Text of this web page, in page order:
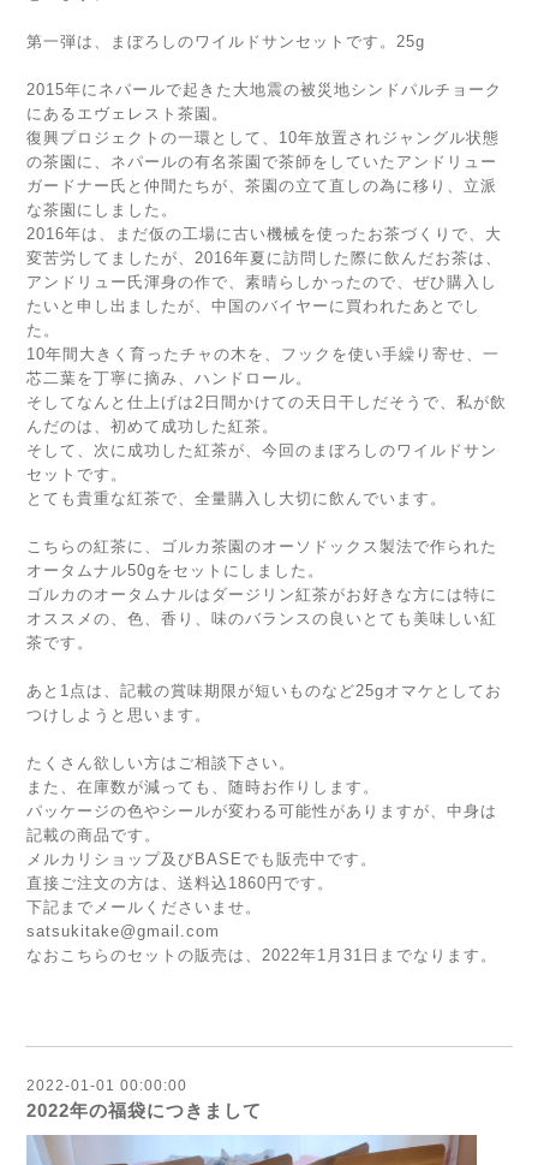
第一弾は、まぼろしのワイルドサンセットです。25g
2015年にネパールで起きた大地震の被災地シンドパルチョーク
にあるエヴェレスト茶園。
復興プロジェクトの一環として、10年放置されジャングル状態
の茶園に、ネパールの有名茶園で茶師をしていたアンドリュー
ガードナー氏と仲間たちが、茶園の立て直しの為に移り、立派
な茶園にしました。
2016年は、まだ仮の工場に古い機械を使ったお茶づくりで、大
変苦労してましたが、2016年夏に訪問した際に飲んだお茶は、
アンドリュー氏渾身の作で、素晴らしかったので、ぜひ購入し
たいと申し出ましたが、中国のバイヤーに買われたあとでし
た。
10年間大きく育ったチャの木を、フックを使い手繰り寄せ、一
芯二葉を丁寧に摘み、ハンドロール。
そしてなんと仕上げは2日間かけての天日干しだそうで、私が飲
んだのは、初めて成功した紅茶。
そして、次に成功した紅茶が、今回のまぼろしのワイルドサン
セットです。
とても貴重な紅茶で、全量購入し大切に飲んでいます。
こちらの紅茶に、ゴルカ茶園のオーソドックス製法で作られた
オータムナル50gをセットにしました。
ゴルカのオータムナルはダージリン紅茶がお好きな方には特に
オススメの、色、香り、味のバランスの良いとても美味しい紅
茶です。
あと1点は、記載の賞味期限が短いものなど25gオマケとしてお
つけしようと思います。
たくさん欲しい方はご相談下さい。
また、在庫数が減っても、随時お作りします。
パッケージの色やシールが変わる可能性がありますが、中身は
記載の商品です。
メルカリショップ及びBASEでも販売中です。
直接ご注文の方は、送料込1860円です。
下記までメールくださいませ。
satsukitake@gmail.com
なおこちらのセットの販売は、2022年1月31日までなります。
2022-01-01 00:00:00
2022年の福袋につきまして